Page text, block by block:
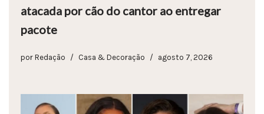
atacada por cão do cantor ao entregar
pacote
por Redação Casa & Decoração agosto 7, 2026